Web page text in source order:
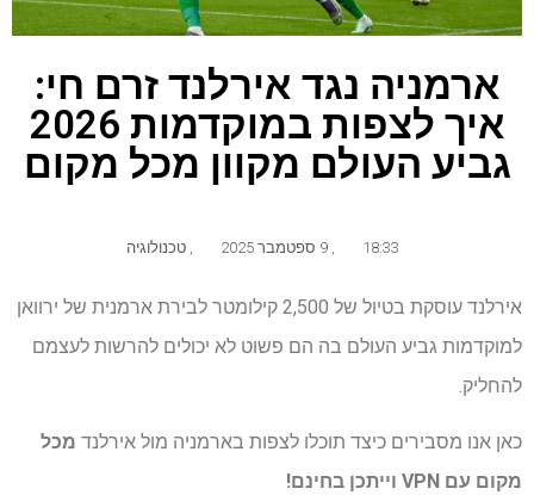
ארמניה נגד אירלנד זרם חי:
איך לצפות במוקדמות 2026
גביע העולם מקוון מכל מקום
18:33 9 ספטמבר 2025 טכנולוגיה
אירלנד עוסקת בטיול של 2,500 קילומטר לבירת ארמנית של ירוואן
למוקדמות גביע העולם בה הם פשוט לא יכולים להרשות לעצמם
להחליק.
כאן אנו מסבירים כיצד תוכלו לצפות בארמניה מול אירלנד מכל
מקום עם VPN
וייתכן בחינם!